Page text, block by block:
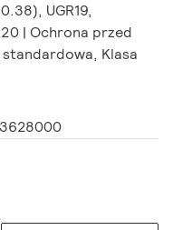
UGR19,
| Ochrona przed
Klasa